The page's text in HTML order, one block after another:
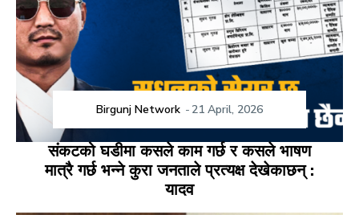
Birgunj Network - 21 April, 2026
संकटको घडीमा कसले काम गर्छ र कसले भाषण
मात्रै गर्छ भन्ने कुरा जनताले प्रत्यक्ष देखेकाछन् :
यादव